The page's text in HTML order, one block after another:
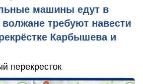
машины едут в
требуют навести
Карбышева и
перекресток